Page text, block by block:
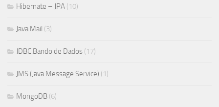
Hibernate – JPA (10)
Java Mail (3)
JDBC:Bando de Dados (17)
JMS (Java Message Service) (1)
MongoDB (6)